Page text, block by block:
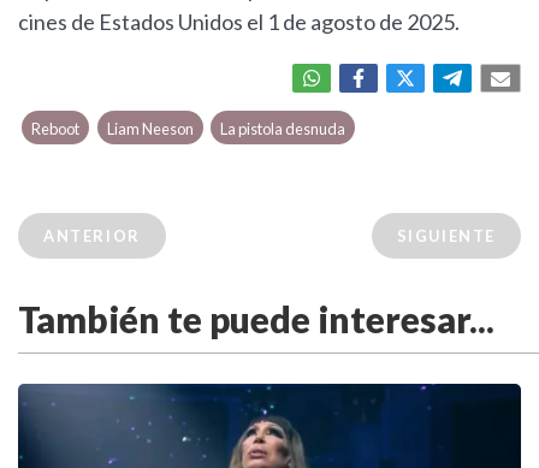
cines de Estados Unidos el 1 de agosto de 2025.
Reboot Liam Neeson La pistola desnuda
ANTERIOR SIGUIENTE
También te puede interesar...